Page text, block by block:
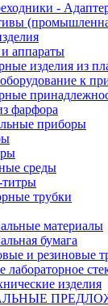
-
аппараты
изделия из
к
фарфора
приборы
среды
титры
трубки
материалы
бумага
и резиновые
лабораторное
изделия